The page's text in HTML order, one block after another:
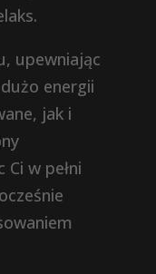
upewniając
energii
jak i
w pełni